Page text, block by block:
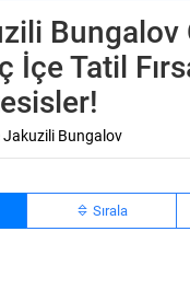
Bungalov
İçe Tatil
Jakuzili Bungalov
Sırala